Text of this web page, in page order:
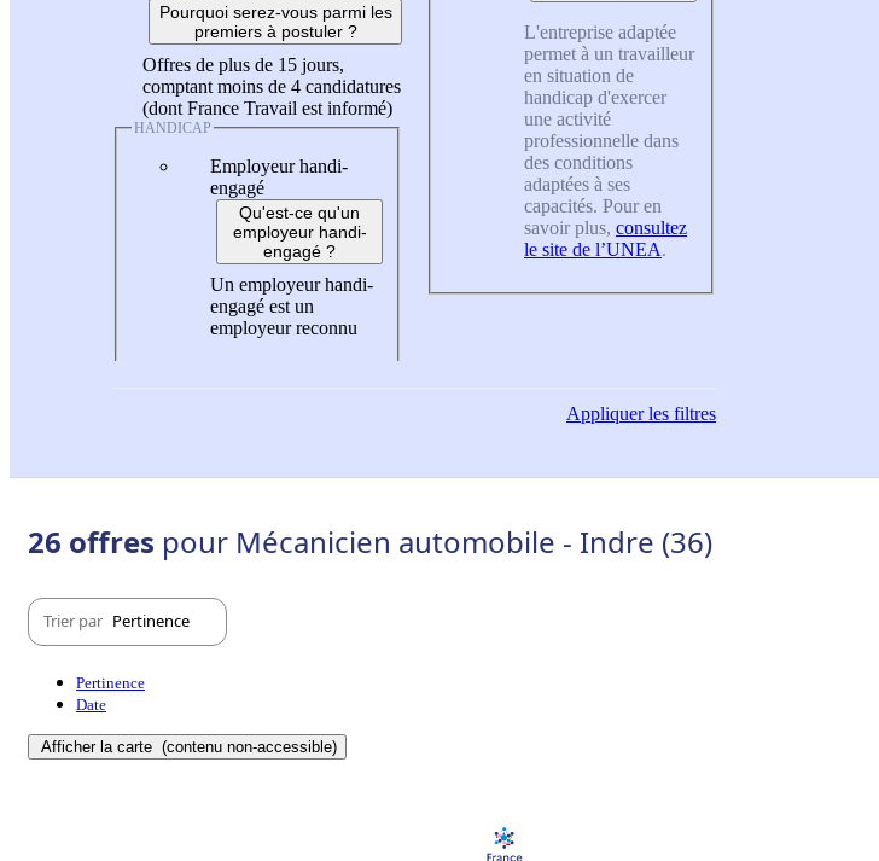
Pourquoi serez-vous parmi les
premiers à postuler ?
Offres de plus de 15 jours,
comptant moins de 4 candidatures
(dont France Travail est informé)
HANDICAP
Employeur handi-
engagé
Qu'est-ce qu'un
employeur handi-
engagé ?
Un employeur handi-
engagé est un
employeur reconnu
L'entreprise adaptée
permet à un travailleur
en situation de
handicap d'exercer
une activité
professionnelle dans
des conditions
adaptées à ses
capacités. Pour en
savoir plus, consultez
le site de l’UNEA.
Appliquerles filtres
26 offres pour Mécanicien automobile - Indre (36)
Trier par Pertinence
Pertinence
Date
Afficher la carte (contenu non-accessible)